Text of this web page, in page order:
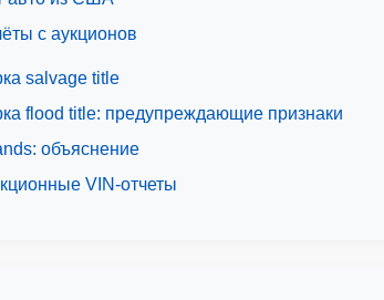
с аукционов
salvage title
flood title: предупреждающие признаки
объяснение
VIN-отчеты